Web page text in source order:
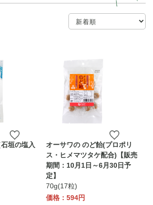
垣の塩入
オーサワの のど飴(プロポリ
ス・ヒメマツタケ配合)【販売
期間：10月1日～6月30日予
定】
70g(17粒)
価格：594円